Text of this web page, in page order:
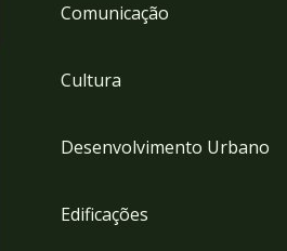
Comunicação
Cultura
Desenvolvimento Urbano
Edificações